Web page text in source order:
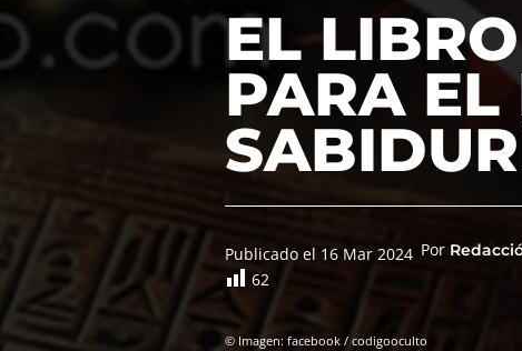
EL
PARA EL
Publicado el 16 Mar 2024 Por
62
© Imagen: facebook / codigooculto